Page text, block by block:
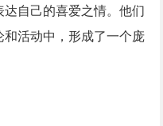
达自己的喜爱之情。他们
活动中，形成了一个庞